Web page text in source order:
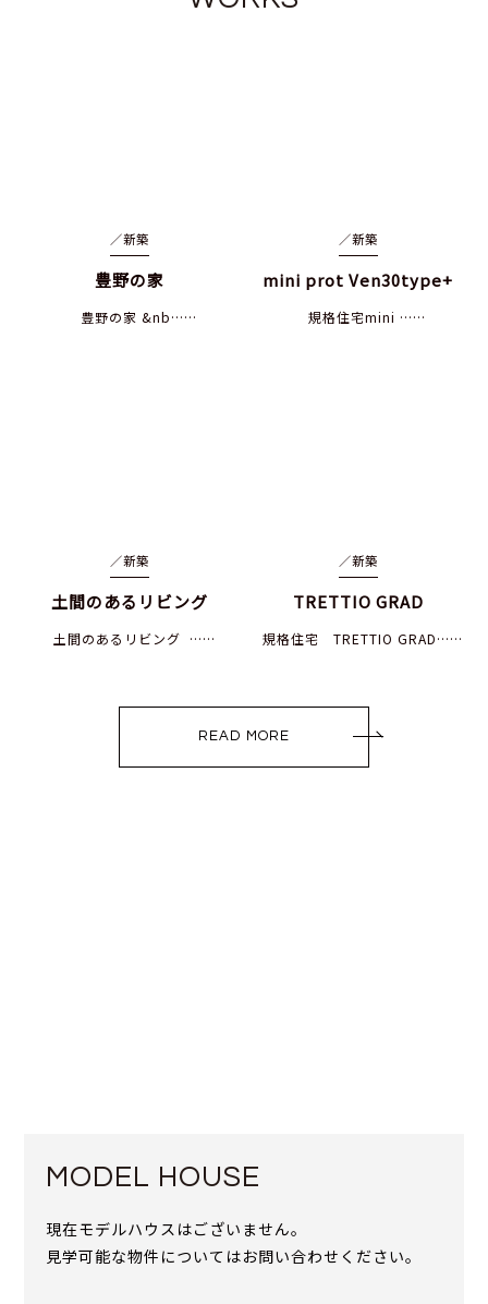
／新築
豊野の家
豊野の家 &nb……
／新築
mini prot Ven30type+
規格住宅mini ……
／新築
土間のあるリビング
土間のあるリビング ……
／新築
TRETTIO GRAD
規格住宅 TRETTIO GRAD……
READ MORE
MODEL HOUSE
現在モデルハウスはございません。
見学可能な物件についてはお問い合わせください。